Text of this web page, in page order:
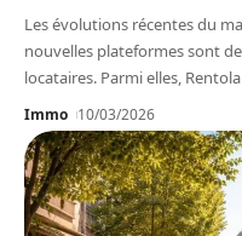
Les évolutions récentes du
nouvelles plateformes sont
locataires. Parmi elles,
Immo 10/03/2026